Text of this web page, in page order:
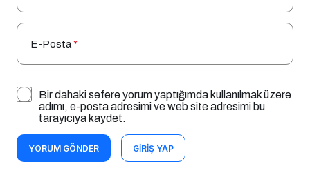
E-Posta*
Bir dahaki sefere yorum yaptığımda kullanılmak üzere
adımı, e-posta adresimi ve web site adresimi bu
tarayıcıya kaydet.
YORUM GÖNDER GIRIŞ YAP